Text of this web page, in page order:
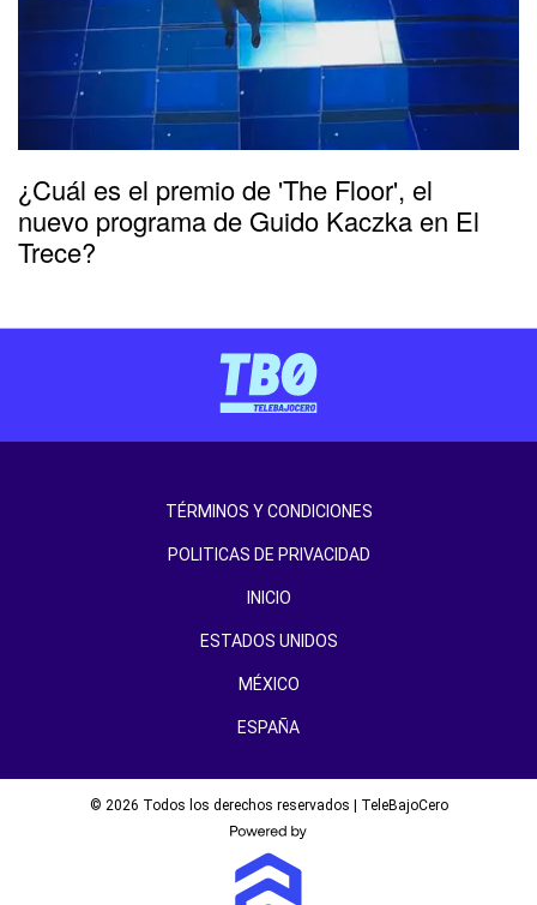
¿Cuál es el premio de 'The Floor', el
nuevo programa de Guido Kaczka en El
Trece?
TÉRMINOS Y CONDICIONES
POLITICAS DE PRIVACIDAD
INICIO
ESTADOS UNIDOS
MÉXICO
ESPAÑA
© 2026 Todos los derechos reservados | TeleBajoCero